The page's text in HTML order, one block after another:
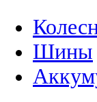
Шины